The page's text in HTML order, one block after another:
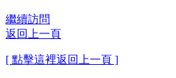
繼續訪問
返回上一頁
[ 點擊這裡返回上一頁 ]